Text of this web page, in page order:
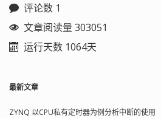
评论数 1
文章阅读量 303051
运行天数 1064天
最新文章
ZYNQ 以CPU私有定时器为例分析中断的使用